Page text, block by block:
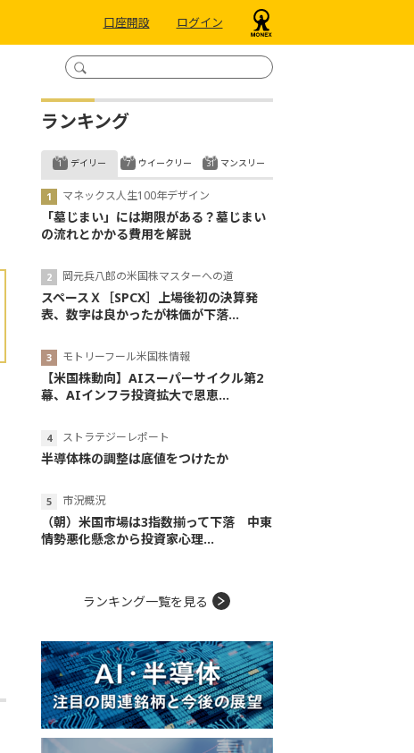
口座開設 ログイン
ランキング
デイリー
マネックス人生100年デザイン
「墓じまい」には期限がある？墓じまい
の流れとかかる費用を解説
岡元兵八郎の米国株マスターへの道
スペースＸ［SPCX］上場後初の決算発
表、数字は良かったが株価が下落...
モトリーフール米国株情報
【米国株動向】AIスーパーサイクル第2
幕、AIインフラ投資拡大で恩恵...
ストラテジーレポート
半導体株の調整は底値をつけたか
市況概況
（朝）米国市場は3指数揃って下落 中東
情勢悪化懸念から投資家心理...
ウイークリー マンスリー
ランキング一覧を見る